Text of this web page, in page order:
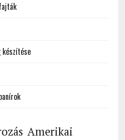
készítése
Amerikai